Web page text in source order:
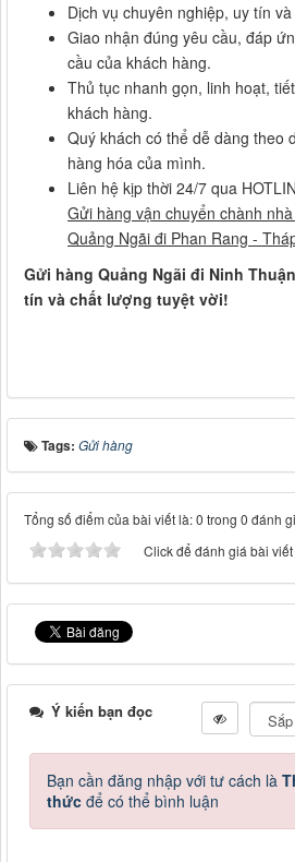
Dịch vụ chuyên nghiệp, uy tín
Giao nhận đúng yêu cầu, đáp
cầu của khách hàng.
Thủ tục nhanh gọn, linh hoạt,
khách hàng.
Quý khách có thể dễ dàng theo
hàng hóa của mình.
Liên hệ kịp thời 24/7 qua
Gửi hàng vận chuyển chành
Quảng Ngãi đi Phan Rang -
Gửi hàng Quảng Ngãi đi Ninh
tín và chất lượng tuyệt vời!
Tags: Gửi hàng
Tổng số điểm của bài viết là: 0 trong 0 đánh
Click để đánh giá bài viết
Ý kiến bạn đọc
Bạn cần đăng nhập với tư cách là
thức để có thể bình luận